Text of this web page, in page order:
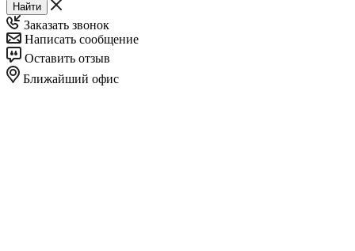
Найти
Заказать звонок
Написать сообщение
Оставить отзыв
Ближайший офис